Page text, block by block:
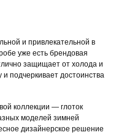
и привлекательной в
уже есть брендовая
защищает от холода и
подчеркивает достоинства
коллекции — глоток
моделей зимней
дизайнерское решение